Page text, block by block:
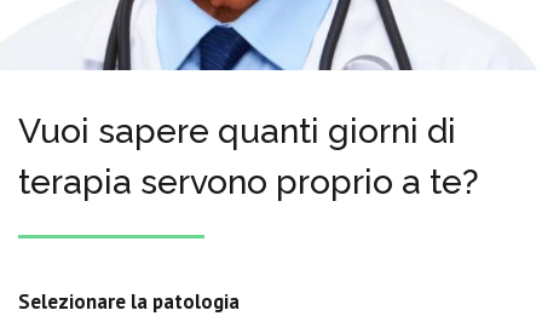
Vuoi sapere quanti giorni di
terapia servono proprio a te?
Selezionare la patologia